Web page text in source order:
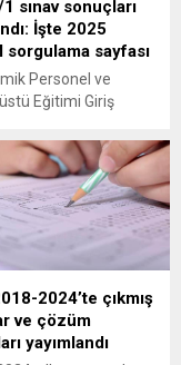
sınav sonuçları
İşte 2025
sorgulama sayfası
Personel ve
Eğitimi Giriş
ALES sınav
nereden, nasıl
gibi sorular
geldi. İşte 2025
ALES/1 sınav sonucu
ekranı...
2024’te çıkmış
ve çözüm
yayımlandı